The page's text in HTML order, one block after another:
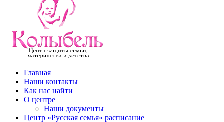
kolibel-vl.ru
Центр защиты семьи, материнства и детства
Главная
Наши контакты
Как нас найти
О центре
Наши документы
Центр «Русская семья» расписание